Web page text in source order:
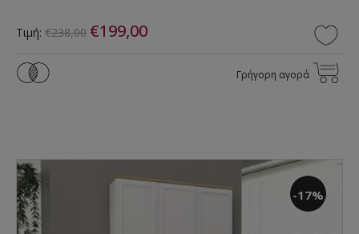
Τιμή: €238,00 €199,00
Γρήγορη αγορά
-17%